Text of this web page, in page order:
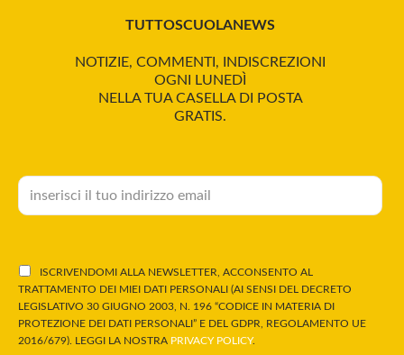
TUTTOSCUOLANEWS
NOTIZIE, COMMENTI, INDISCREZIONI
OGNI LUNEDÌ
NELLA TUA CASELLA DI POSTA
GRATIS.
ISCRIVENDOMI ALLA NEWSLETTER, ACCONSENTO AL
TRATTAMENTO DEI MIEI DATI PERSONALI (AI SENSI DEL DECRETO
LEGISLATIVO 30 GIUGNO 2003, N. 196 “CODICE IN MATERIA DI
PROTEZIONE DEI DATI PERSONALI” E DEL GDPR, REGOLAMENTO UE
2016/679). LEGGI LA NOSTRA PRIVACY POLICY.